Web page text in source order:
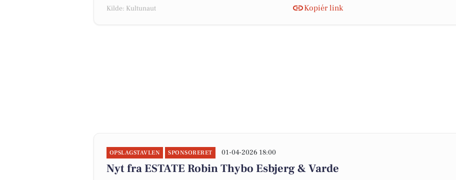
Kilde: Kultunaut Kopiér link
OPSLAGSTAVLEN SPONSORERET 01-04-2026 18:00
Nyt fra ESTATE Robin Thybo Esbjerg & Varde